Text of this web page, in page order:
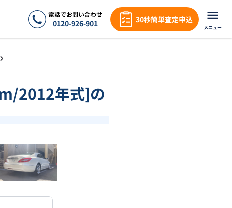
電話でお問い合わせ
0120-926-901 30秒簡単査定申込
メニュー
2012年式]の
1/18